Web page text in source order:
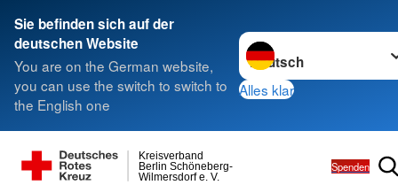
Sie befinden sich auf der
deutschen Website
You are on the German website,
you can use the switch to switch to
the English one
Sprache wechseln zu
Alles klar
Wilmersdorf e. V.
Berlin Schöneberg-
Kreisverband
Spenden